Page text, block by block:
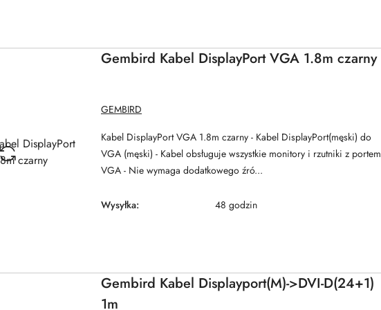
Gembird Kabel DisplayPort VGA 1.8m czarny
NAZWA
PRODUCENTA:
GEMBIRD
Kabel DisplayPort VGA 1.8m czarny - Kabel DisplayPort(męski) do
VGA (męski) - Kabel obsługuje wszystkie monitory i rzutniki z portem
VGA - Nie wymaga dodatkowego źró...
Wysyłka: 48 godzin
Gembird Kabel Displayport(M)->DVI-D(24+1)
1m